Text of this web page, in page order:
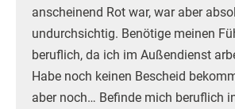
anscheinend Rot war, war aber
undurchsichtig. Benötige meinen
beruflich, da ich im Außendienst
Habe noch keinen Bescheid
aber noch… Befinde mich beruflich